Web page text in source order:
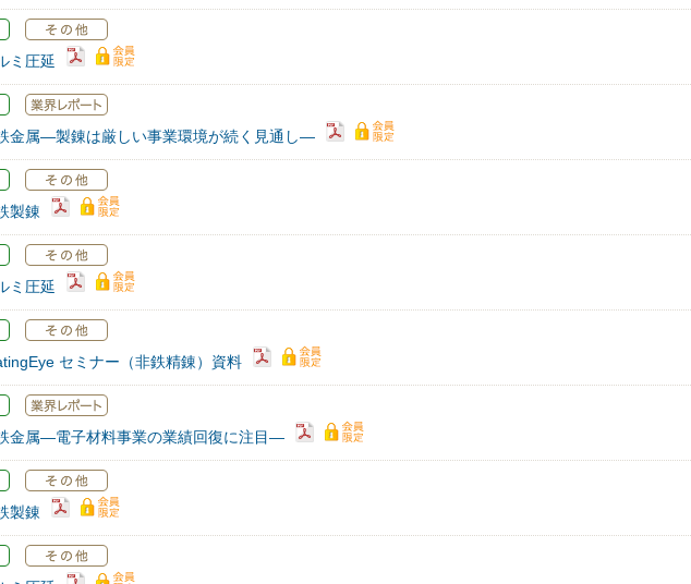
ミ圧延
金属―製錬は厳しい事業環境が続く見通し―
製錬
ミ圧延
セミナー（非鉄精錬）資料
金属―電子材料事業の業績回復に注目―
製錬